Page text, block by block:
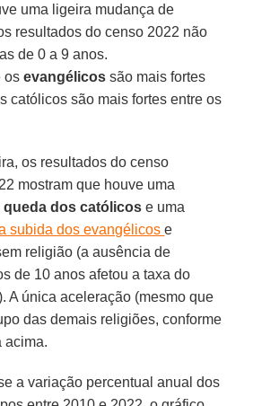
uma ligeira mudança de
resultados do censo 2022 não
de 0 a 9 anos.
osevangélicos são mais fortes
católicos são mais fortes entre os
os resultados do censo
mostram que houve uma
queda dos católicos e uma
subida dos evangélicose
religião (a ausência de
de 10 anos afetou a taxa do
A única aceleração (mesmo que
das demais religiões, conforme
acima.
a variação percentual anual dos